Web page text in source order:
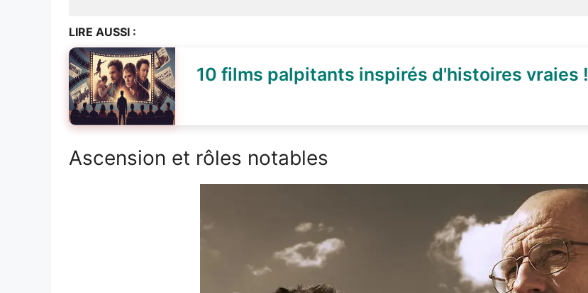
LIRE AUSSI :
10 films palpitants inspirés d'histoires vraies !
Ascension et rôles notables